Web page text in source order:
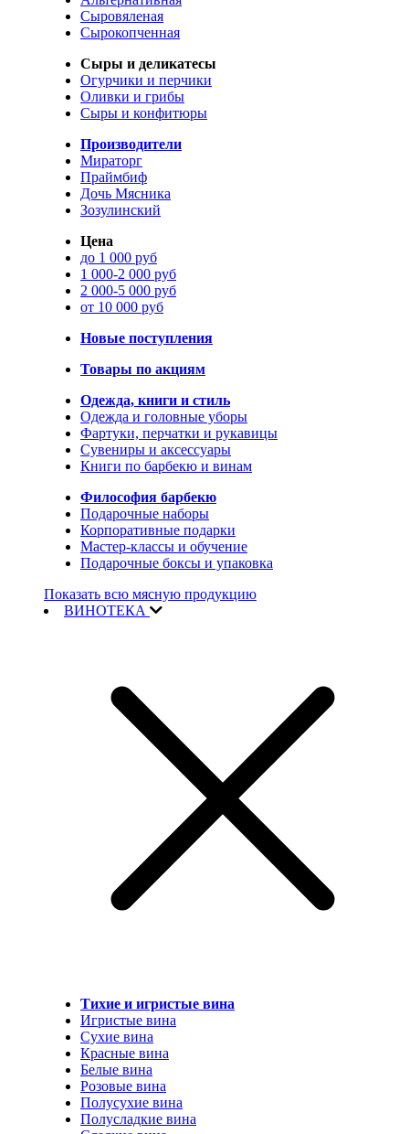
Сыровяленая
Сырокопченная
Сыры и деликатесы
Огурчики и перчики
Оливки и грибы
Сыры и конфитюры
Производители
Мираторг
Праймбиф
Дочь Мясника
Зозулинский
Цена
до 1 000 руб
1 000-2 000 руб
2 000-5 000 руб
от 10 000 руб
Новые поступления
Товары по акциям
Одежда, книги и стиль
Одежда и головные уборы
Фартуки, перчатки и рукавицы
Сувениры и аксессуары
Книги по барбекю и винам
Философия барбекю
Подарочные наборы
Корпоративные подарки
Мастер-классы и обучение
Подарочные боксы и упаковка
Показать всю мясную продукцию
ВИНОТЕКА
Тихие и игристые вина
Игристые вина
Сухие вина
Красные вина
Белые вина
Розовые вина
Полусухие вина
Полусладкие вина